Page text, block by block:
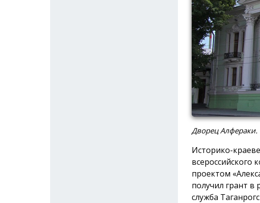
Дворец
Историко-
всероссийского
проектом
получил грант в
служба